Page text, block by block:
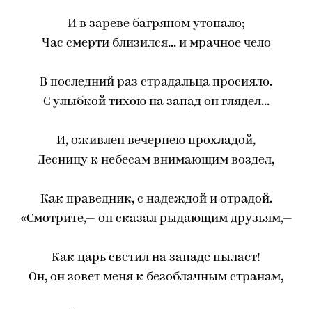
И в зареве багряном утопало;
Час смерти близился... и мрачное чело
В последний раз страдальца просияло.
С улыбкой тихою на запад он глядел...
И, оживлен вечернею прохладой,
Десницу к небесам внимающим воздел,
Как праведник, с надеждой и отрадой.
«Смотрите,— он сказал рыдающим друзьям,—
Как царь светил на западе пылает!
Он, он зовет меня к безоблачным странам,